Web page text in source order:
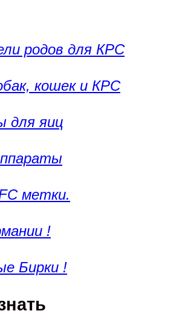
родов для КРС
кошек и КРС
для яиц
метки.
!
Бирки !